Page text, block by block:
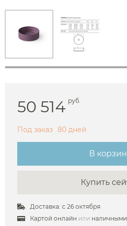
50 514 руб.
Под заказ 80 дней
В
Купить
Доставка: с 26 октября
Картой онлайн или